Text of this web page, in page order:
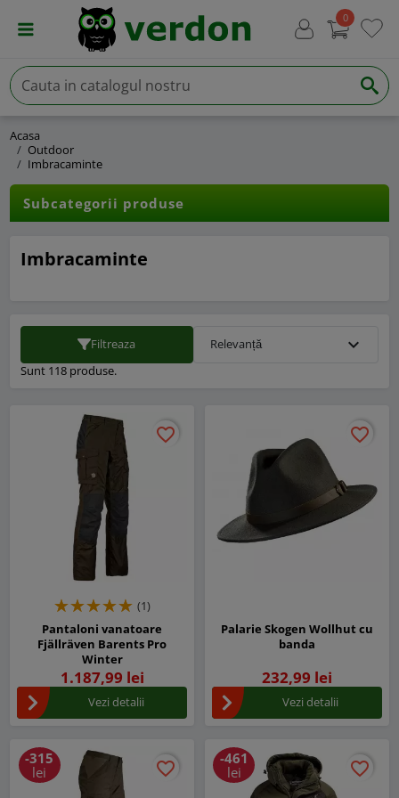
0
Acasa
Outdoor
Imbracaminte
Subcategorii produse
Imbracaminte
Sunt 118 produse.
Filtreaza Relevanță expand_more
favorite_border
favorite_border
(1)
Pantaloni vanatoare
Fjällräven Barents Pro
Winter
1.187,99 lei
Vezi detalii
favorite_border
favorite_border
Palarie Skogen Wollhut cu
banda
232,99 lei
Vezi detalii
favorite_border
favorite_border
-315
lei
favorite_border
favorite_border
-461
lei